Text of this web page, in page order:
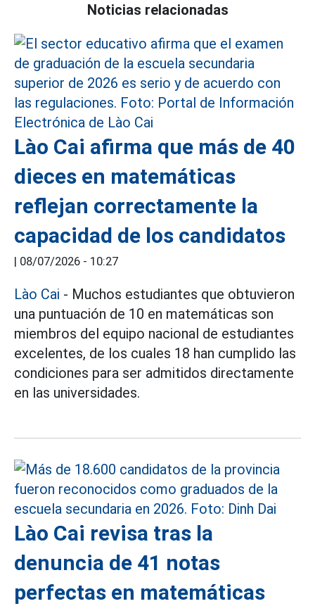
Noticias relacionadas
Lào Cai afirma que más de 40
dieces en matemáticas
reflejan correctamente la
capacidad de los candidatos
| 08/07/2026 - 10:27
Lào Cai - Muchos estudiantes que obtuvieron
una puntuación de 10 en matemáticas son
miembros del equipo nacional de estudiantes
excelentes, de los cuales 18 han cumplido las
condiciones para ser admitidos directamente
en las universidades.
Lào Cai revisa tras la
denuncia de 41 notas
perfectas en matemáticas